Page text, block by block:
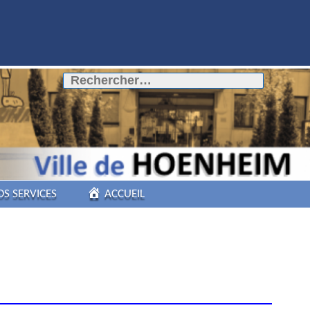
Rechercher :
SERVICES ACCUEIL